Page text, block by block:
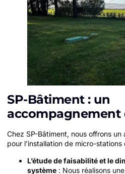
SP-Bâtiment : un
accompagnement
Chez SP-Bâtiment, nous offrons
pour l’installation de micro-stations
L’étude de faisabilité et le
système : Nous réalisons